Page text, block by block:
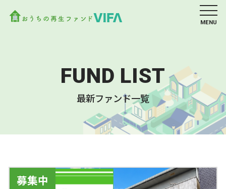
MENU
FUND LIST
最新ファンド一覧
募集中